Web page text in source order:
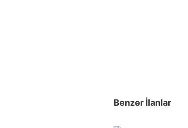
Benzer İlanlar